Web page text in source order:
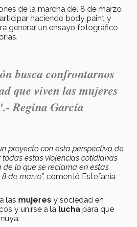
de la marcha del 8 de marzo
haciendo body paint y
generar un ensayo fotográfico
busca confrontarnos
que viven las mujeres
Regina García
proyecto con esta perspectiva de
todas estas violencias cotidianas
de lo que se reclama en estas
de marzo”, comentó Estefanía
las mujeres y sociedad en
y unirse a la lucha para que